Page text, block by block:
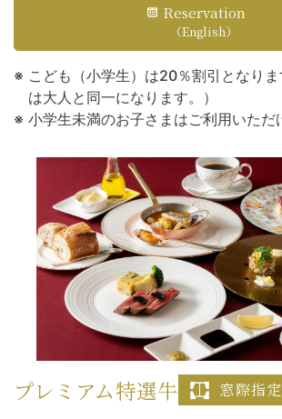
Reservation
（English）
こども（小学生）は20％割引となり
は大人と同一になります。）
小学生未満のお子さまはご利用いただ
プレミアム特選牛 窓際指定